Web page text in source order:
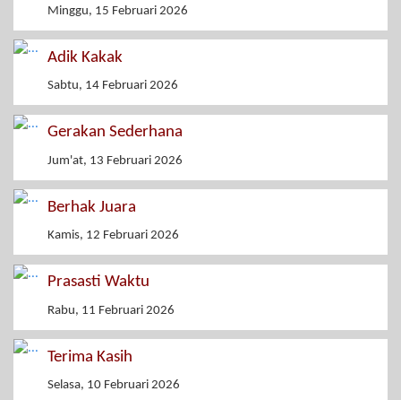
Minggu, 15 Februari 2026
Adik Kakak
Sabtu, 14 Februari 2026
Gerakan Sederhana
Jum'at, 13 Februari 2026
Berhak Juara
Kamis, 12 Februari 2026
Prasasti Waktu
Rabu, 11 Februari 2026
Terima Kasih
Selasa, 10 Februari 2026